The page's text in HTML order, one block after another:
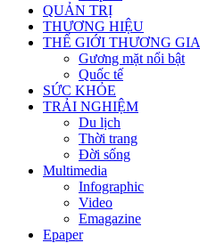
QUẢN TRỊ
THƯƠNG HIỆU
THẾ GIỚI THƯƠNG GIA
Gương mặt nổi bật
Quốc tế
SỨC KHỎE
TRẢI NGHIỆM
Du lịch
Thời trang
Đời sống
Multimedia
Infographic
Video
Emagazine
Epaper